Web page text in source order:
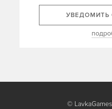
УВЕДОМИТЬ
©